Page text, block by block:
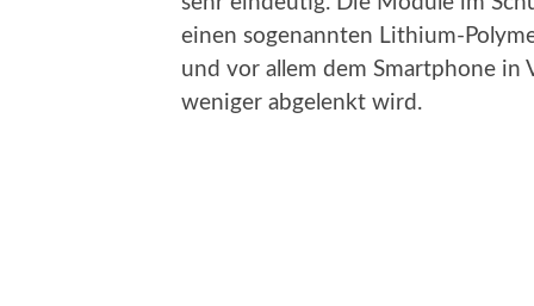
einen sogenannten Lithium-
und vor allem dem Smartphone in
weniger abgelenkt wird.